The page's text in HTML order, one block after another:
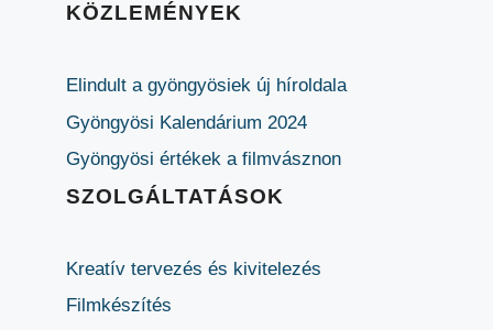
KÖZLEMÉNYEK
Elindult a gyöngyösiek új híroldala
Gyöngyösi Kalendárium 2024
Gyöngyösi értékek a filmvásznon
SZOLGÁLTATÁSOK
Kreatív tervezés és kivitelezés
Filmkészítés